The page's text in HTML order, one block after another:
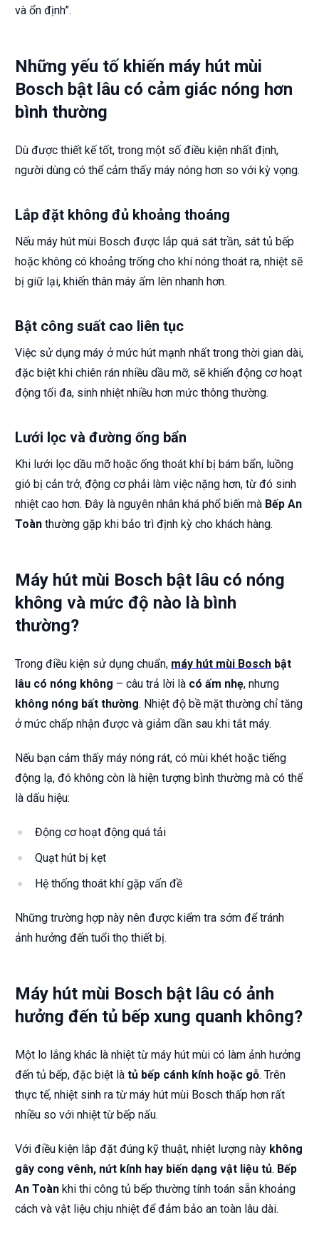
và ổn định”.
Những yếu tố khiến máy hút mùi
Bosch bật lâu có cảm giác nóng hơn
bình thường
Dù được thiết kế tốt, trong một số điều kiện nhất định,
người dùng có thể cảm thấy máy nóng hơn so với kỳ vọng.
Lắp đặt không đủ khoảng thoáng
Nếu máy hút mùi Bosch được lắp quá sát trần, sát tủ bếp
hoặc không có khoảng trống cho khí nóng thoát ra, nhiệt sẽ
bị giữ lại, khiến thân máy ấm lên nhanh hơn.
Bật công suất cao liên tục
Việc sử dụng máy ở mức hút mạnh nhất trong thời gian dài,
đặc biệt khi chiên rán nhiều dầu mỡ, sẽ khiến động cơ hoạt
động tối đa, sinh nhiệt nhiều hơn mức thông thường.
Lưới lọc và đường ống bẩn
Khi lưới lọc dầu mỡ hoặc ống thoát khí bị bám bẩn, luồng
gió bị cản trở, động cơ phải làm việc nặng hơn, từ đó sinh
nhiệt cao hơn. Đây là nguyên nhân khá phổ biến mà Bếp An
Toàn thường gặp khi bảo trì định kỳ cho khách hàng.
Máy hút mùi Bosch bật lâu có nóng
không và mức độ nào là bình
thường?
Trong điều kiện sử dụng chuẩn, máy hút mùi Bosch bật
lâu có nóng không – câu trả lời là có ấm nhẹ, nhưng
không nóng bất thường. Nhiệt độ bề mặt thường chỉ tăng
ở mức chấp nhận được và giảm dần sau khi tắt máy.
Nếu bạn cảm thấy máy nóng rát, có mùi khét hoặc tiếng
động lạ, đó không còn là hiện tượng bình thường mà có thể
là dấu hiệu:
Động cơ hoạt động quá tải
Quạt hút bị kẹt
Hệ thống thoát khí gặp vấn đề
Những trường hợp này nên được kiểm tra sớm để tránh
ảnh hưởng đến tuổi thọ thiết bị.
Máy hút mùi Bosch bật lâu có ảnh
hưởng đến tủ bếp xung quanh không?
Một lo lắng khác là nhiệt từ máy hút mùi có làm ảnh hưởng
đến tủ bếp, đặc biệt là tủ bếp cánh kính hoặc gỗ. Trên
thực tế, nhiệt sinh ra từ máy hút mùi Bosch thấp hơn rất
nhiều so với nhiệt từ bếp nấu.
Với điều kiện lắp đặt đúng kỹ thuật, nhiệt lượng này không
gây cong vênh, nứt kính hay biến dạng vật liệu tủ. Bếp
An Toàn khi thi công tủ bếp thường tính toán sẵn khoảng
cách và vật liệu chịu nhiệt để đảm bảo an toàn lâu dài.